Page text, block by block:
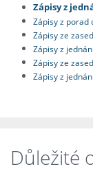
Zápisy z
Zápisy z porad
Zápisy ze
Zápisy z
Zápisy ze
Zápisy z
Důležité